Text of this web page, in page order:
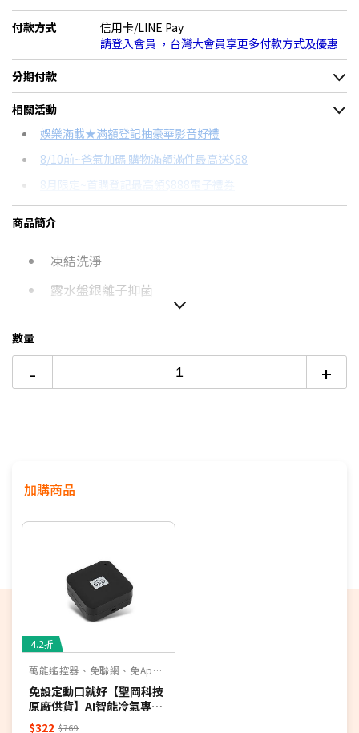
付款方式
信用卡/LINE Pay
請登入會員 ，台灣大會員享更多付款方式及優惠
分期付款
＊實際可分期數、適用利率，請以購物車顯示為主
信用卡分期
分期數
12期
24期
每期金額 配合銀行/業者
相關活動
娛樂滿載★滿額登記抽豪華影音好禮
8/10前~爸氣加碼 購物滿額滿件最高送$68
8月限定~首購登記最高領$888電子禮券
台灣大哥大Open Possible聯名卡滿額最高回饋25%
熱銷冷氣機推薦→點我看達人教你買
冷氣挑選教學→點我看達人教你買
商品簡介
凍結洗淨
露水盤銀離子抑菌
數量
- +
加購商品
4.2折
萬能遙控器、免聯網、免App、聲控
免設定動口就好【聖岡科技
原廠供貨】AI智能冷氣專用
語音遙控器 保固一年 適用對
$322 $769